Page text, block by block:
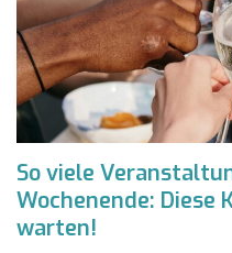
So viele
Wochenende: Diese
warten!